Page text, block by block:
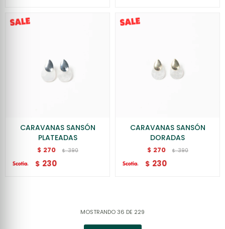
CARAVANAS SANSÓN
PLATEADAS
$ 270 $ 390
$ 230
CARAVANAS SANSÓN
DORADAS
$ 270 $ 390
$ 230
MOSTRANDO36 DE 229